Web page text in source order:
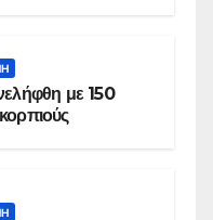
με 150